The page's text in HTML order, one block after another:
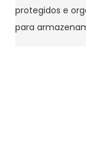
protegidos e
para